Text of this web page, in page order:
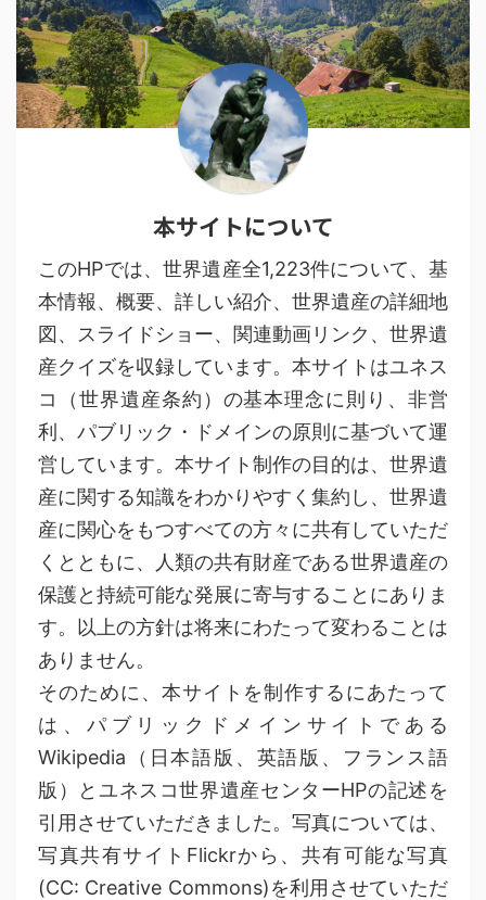
本サイトについて
このHPでは、世界遺産全1,223件について、基
本情報、概要、詳しい紹介、世界遺産の詳細地
図、スライドショー、関連動画リンク、世界遺
産クイズを収録しています。本サイトはユネス
コ（世界遺産条約）の基本理念に則り、非営
利、パブリック・ドメインの原則に基づいて運
営しています。本サイト制作の目的は、世界遺
産に関する知識をわかりやすく集約し、世界遺
産に関心をもつすべての方々に共有していただ
くとともに、人類の共有財産である世界遺産の
保護と持続可能な発展に寄与することにありま
す。以上の方針は将来にわたって変わることは
ありません。
そのために、本サイトを制作するにあたって
は、パブリックドメインサイトである
Wikipedia（日本語版、英語版、フランス語
版）とユネスコ世界遺産センターHPの記述を
引用させていただきました。写真については、
写真共有サイトFlickrから、共有可能な写真
(CC: Creative Commons)を利用させていただ